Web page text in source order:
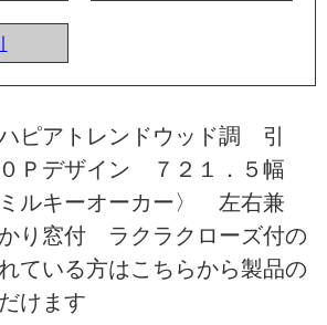
ピアトレンドウッド調 引
Ｐデザイン ７２１．５幅
ルキーオーカー〉 左右兼
窓付 ラクラクローズ付の
ている方はこちらから製品の
けます